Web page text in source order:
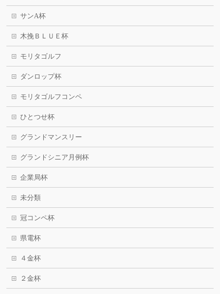
サンA杯
木挽ＢＬＵＥ杯
モリタゴルフ
ダンロップ杯
モリタゴルフコンペ
ひとつせ杯
グランドマンスリー
グランドシニア月例杯
企業局杯
未分類
冠コンペ杯
県電杯
４金杯
２金杯